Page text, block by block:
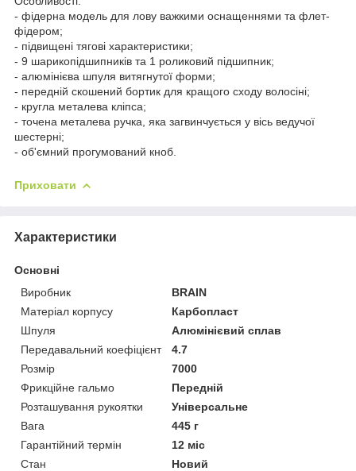
- фідерна модель для лову важкими оснащеннями та флет-
фідером;
- підвищені тягові характеристики;
- 9 шарикопідшипників та 1 роликовий підшипник;
- алюмінієва шпуля витягнутої форми;
- передній скошений бортик для кращого сходу волосіні;
- кругла металева кліпса;
- точена металева ручка, яка загвинчується у вісь ведучої
шестерні;
- об'ємний прогумований кноб.
Приховати
Характеристики
Основні
Виробник
BRAIN
Матеріал корпусу
Карбопласт
Шпуля
Алюмінієвий сплав
Передавальний коефіцієнт
4.7
Розмір
7000
Фрикційне гальмо
Передній
Розташування рукоятки
Універсальне
Вага
445 г
Гарантійний термін
12 міс
Стан
Новий